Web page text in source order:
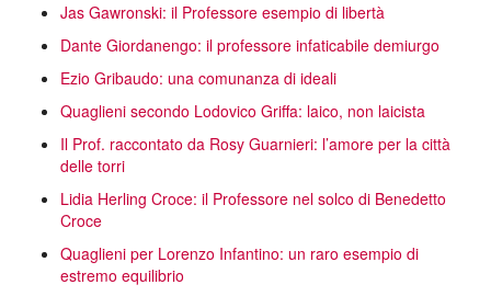
Jas Gawronski: il Professore esempio di libertà
Dante Giordanengo: il professore infaticabile demiurgo
Ezio Gribaudo: una comunanza di ideali
Quaglieni secondo Lodovico Griffa: laico, non laicista
Il Prof. raccontato da Rosy Guarnieri: l’amore per la città
delle torri
Lidia Herling Croce: il Professore nel solco di Benedetto
Croce
Quaglieni per Lorenzo Infantino: un raro esempio di
estremo equilibrio